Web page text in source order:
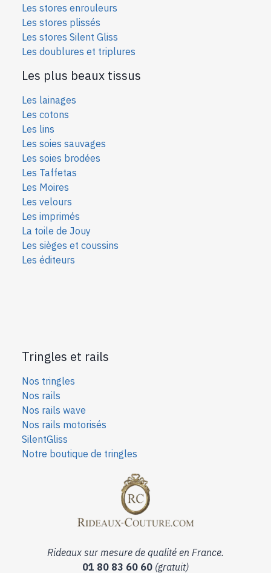
Les stores enrouleurs
Les stores plissés
Les stores Silent Gliss
Les doublures et triplures
Les plus beaux tissus
Les lainages
Les cotons
Les lins
Les soies sauvages
Les soies brodées
Les Taffetas
Les Moires
Les velours
Les imprimés
La toile de Jouy
Les sièges et coussins
Les éditeurs
Tringles et rails
Nos tringles
Nos rails
Nos rails wave
Nos rails motorisés
SilentGliss
Notre boutique de tringles
Rideaux sur mesure de qualité en France.
01 80 83 60 60 (gratuit)